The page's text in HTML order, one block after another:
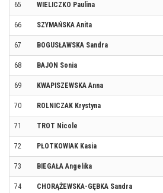
65 WIELICZKO Paulina
66 SZYMAŃSKA Anita
67 BOGUSŁAWSKA Sandra
68 BAJON Sonia
69 KWAPISZEWSKA Anna
70 ROLNICZAK Krystyna
71 TROT Nicole
72 PŁOTKOWIAK Kasia
73 BIEGAŁA Angelika
74 CHORĄŻEWSKA-GĘBKA Sandra